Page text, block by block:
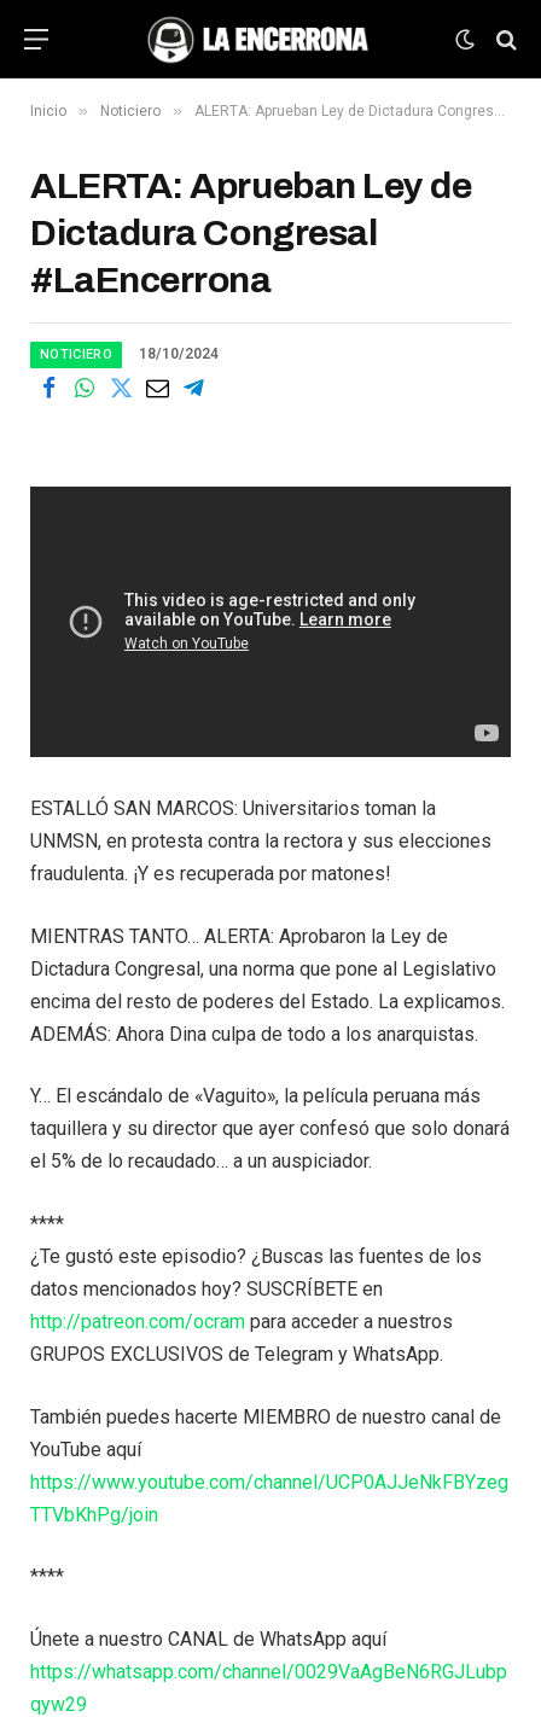
Inicio » Noticiero » ALERTA: Aprueban Ley de Dictadura Congresal #LaEncerrona
ALERTA: Aprueban Ley de
Dictadura Congresal
#LaEncerrona
NOTICIERO 18/10/2024
ESTALLÓ SAN MARCOS: Universitarios toman la
UNMSN, en protesta contra la rectora y sus elecciones
fraudulenta. ¡Y es recuperada por matones!
MIENTRAS TANTO… ALERTA: Aprobaron la Ley de
Dictadura Congresal, una norma que pone al Legislativo
encima del resto de poderes del Estado. La explicamos.
ADEMÁS: Ahora Dina culpa de todo a los anarquistas.
Y… El escándalo de «Vaguito», la película peruana más
taquillera y su director que ayer confesó que solo donará
el 5% de lo recaudado… a un auspiciador.
****
¿Te gustó este episodio? ¿Buscas las fuentes de los
datos mencionados hoy? SUSCRÍBETE en
http://patreon.com/ocram para acceder a nuestros
GRUPOS EXCLUSIVOS de Telegram y WhatsApp.
También puedes hacerte MIEMBRO de nuestro canal de
YouTube aquí
https://www.youtube.com/channel/UCP0AJJeNkFBYzeg
TTVbKhPg/join
****
Únete a nuestro CANAL de WhatsApp aquí
https://whatsapp.com/channel/0029VaAgBeN6RGJLubp
qyw29